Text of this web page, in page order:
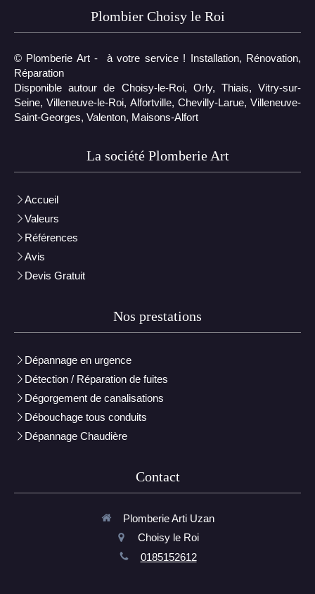
Plombier Choisy le Roi
© Plomberie Art - à votre service ! Installation, Rénovation,
Réparation
Disponible autour de Choisy-le-Roi, Orly, Thiais, Vitry-sur-
Seine, Villeneuve-le-Roi, Alfortville, Chevilly-Larue, Villeneuve-
Saint-Georges, Valenton, Maisons-Alfort
La société Plomberie Art
Accueil
Valeurs
Références
Avis
Devis Gratuit
Nos prestations
Dépannage en urgence
Détection / Réparation de fuites
Dégorgement de canalisations
Débouchage tous conduits
Dépannage Chaudière
Contact
Plomberie Arti Uzan
Choisy le Roi
0185152612